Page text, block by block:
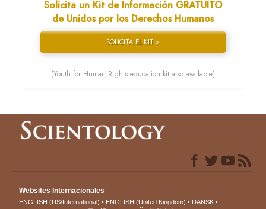
Solicita un Kit de Información GRATUITO
de Unidos por los Derechos Humanos
SOLICITA EL KIT »
(Youth for Human Rights education kit also available)
Websites Internacionales
ENGLISH (US/International) ENGLISH (United Kingdom)
DANSK